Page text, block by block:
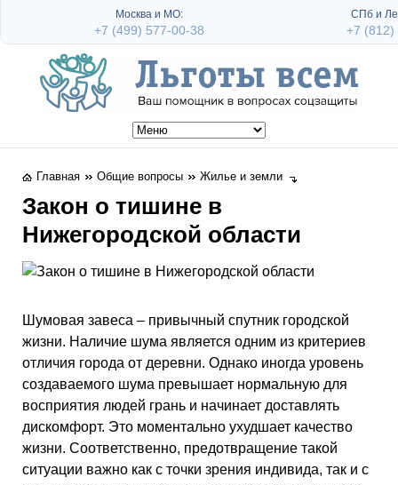
Главная Общие вопросы Жилье и земли
Закон о тишине в
Нижегородской области
Шумовая завеса – привычный спутник городской
жизни. Наличие шума является одним из критериев
отличия города от деревни. Однако иногда уровень
создаваемого шума превышает нормальную для
восприятия людей грань и начинает доставлять
дискомфорт. Это моментально ухудшает качество
жизни. Соответственно, предотвращение такой
ситуации важно как с точки зрения индивида, так и с
Москва и МО:
+7 (499) 577-00-38
СПб и
+7 (812)